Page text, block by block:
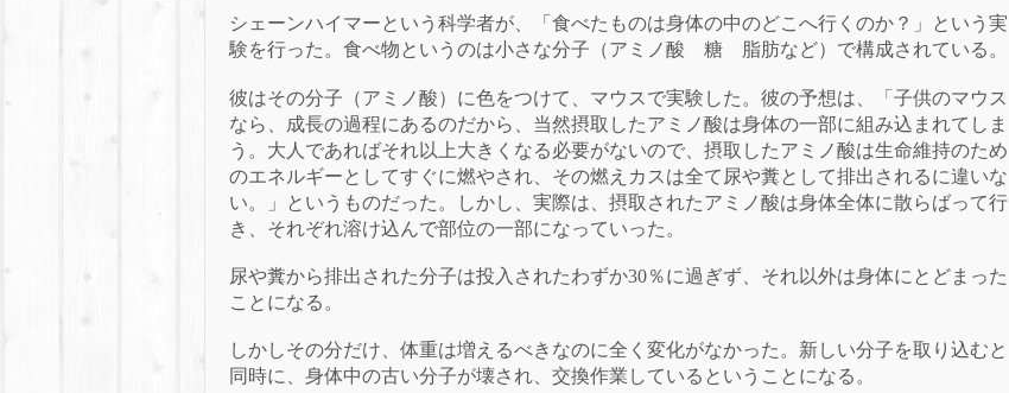
シェーンハイマーという科学者が、「食べたものは身体の中のどこへ行くのか？」という実
験を行った。 食べ物というのは小さな分子（アミノ酸 糖 脂肪など）で構成されている。
彼はその分子（アミノ酸）に色をつけて、マウスで実験した。 彼の予想は、「子供のマウス
なら、成長の過程にあるのだから、当然摂取したアミノ酸は身体の一部に組み込まれてしま
う。大人であればそれ以上大きくなる必要がないので、摂取したアミノ酸は生命維持のため
のエネルギーとしてすぐに燃やされ、その燃えカスは全て尿や糞として排出されるに違いな
い。」というものだった。
しかし、実際は、摂取されたアミノ酸は身体全体に散らばって行
き、それぞれ溶け込んで部位の一部になっていった。
尿や糞から排出された分子は投入されたわずか30％に過ぎず、それ以外は身体にとどまった
ことになる。
しかしその分だけ、体重は増えるべきなのに全く 変化がなかった。 新しい分子を取り込むと
同時に、身体中の古い分子が壊され、交換作業しているということになる。